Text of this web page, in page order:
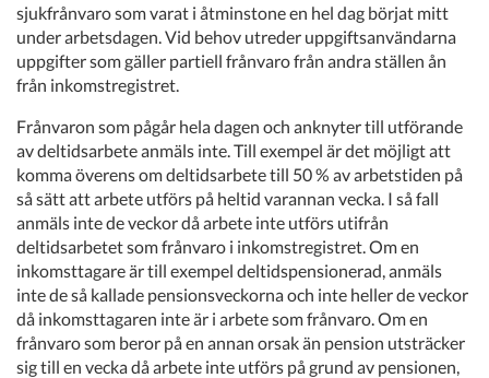
sjukfrånvaro som varat i åtminstone en hel dag börjat mitt
under arbetsdagen. Vid behov utreder uppgiftsanvändarna
uppgifter som gäller partiell frånvaro från andra ställen ån
från inkomstregistret.
Frånvaron som pågår hela dagen och anknyter till utförande
av deltidsarbete anmäls inte. Till exempel är det möjligt att
komma överens om deltidsarbete till 50 % av arbetstiden på
så sätt att arbete utförs på heltid varannan vecka. I så fall
anmäls inte de veckor då arbete inte utförs utifrån
deltidsarbetet som frånvaro i inkomstregistret. Om en
inkomsttagare är till exempel deltidspensionerad, anmäls
inte de så kallade pensionsveckorna och inte heller de veckor
då inkomsttagaren inte är i arbete som frånvaro. Om en
frånvaro som beror på en annan orsak än pension utsträcker
sig till en vecka då arbete inte utförs på grund av pensionen,